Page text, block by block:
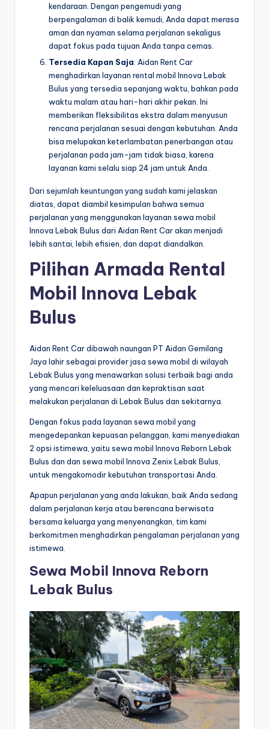
kendaraan. Dengan pengemudi yang
berpengalaman di balik kemudi, Anda dapat merasa
aman dan nyaman selama perjalanan sekaligus
dapat fokus pada tujuan Anda tanpa cemas.
Tersedia Kapan Saja: Aidan Rent Car
menghadirkan layanan rental mobil Innova Lebak
Bulus yang tersedia sepanjang waktu, bahkan pada
waktu malam atau hari-hari akhir pekan. Ini
memberikan fleksibilitas ekstra dalam menyusun
rencana perjalanan sesuai dengan kebutuhan. Anda
bisa melupakan keterlambatan penerbangan atau
perjalanan pada jam-jam tidak biasa, karena
layanan kami selalu siap 24 jam untuk Anda.
Dari sejumlah keuntungan yang sudah kami jelaskan
diatas, dapat diambil kesimpulan bahwa semua
perjalanan yang menggunakan layanan sewa mobil
Innova Lebak Bulus dari Aidan Rent Car akan menjadi
lebih santai, lebih efisien, dan dapat diandalkan.
Pilihan Armada Rental
Mobil Innova Lebak
Bulus
Aidan Rent Car dibawah naungan PT Aidan Gemilang
Jaya lahir sebagai provider jasa sewa mobil di wilayah
Lebak Bulus yang menawarkan solusi terbaik bagi anda
yang mencari keleluasaan dan kepraktisan saat
melakukan perjalanan di Lebak Bulus dan sekitarnya.
Dengan fokus pada layanan sewa mobil yang
mengedepankan kepuasan pelanggan, kami menyediakan
2 opsi istimewa, yaitu sewa mobil Innova Reborn Lebak
Bulus dan dan sewa mobil Innova Zenix Lebak Bulus,
untuk mengakomodir kebutuhan transportasi Anda.
Apapun perjalanan yang anda lakukan, baik Anda sedang
dalam perjalanan kerja atau berencana berwisata
bersama keluarga yang menyenangkan, tim kami
berkomitmen menghadirkan pengalaman perjalanan yang
istimewa.
Sewa Mobil Innova Reborn
Lebak Bulus